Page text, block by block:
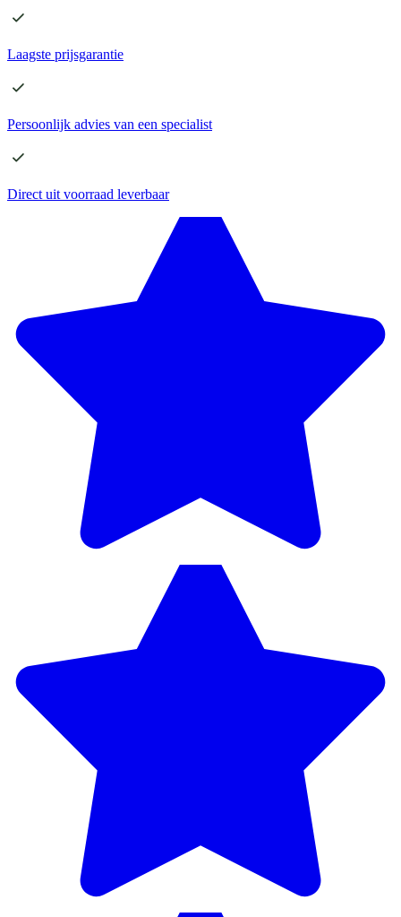
Laagste prijsgarantie
Persoonlijk advies van een specialist
Direct uit voorraad leverbaar